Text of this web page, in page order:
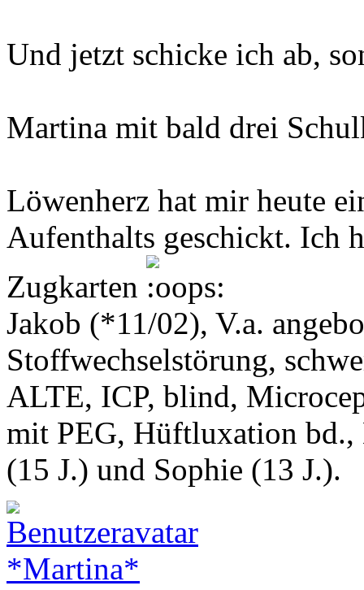
Und jetzt schicke ich ab,
Martina mit bald drei
Löwenherz hat mir heute
Aufenthalts geschickt. Ich
Zugkarten
Jakob (*11/02), V.a.
Stoffwechselstörung,
ALTE, ICP, blind,
mit PEG, Hüftluxation bd.,
(15 J.) und Sophie (13 J.).
*Martina*